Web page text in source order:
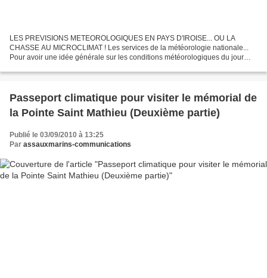
LES PREVISIONS METEOROLOGIQUES EN PAYS D'IROISE... OU LA
CHASSE AU MICROCLIMAT ! Les services de la météorologie nationale...
Pour avoir une idée générale sur les conditions météorologiques du jour
Passeport climatique pour visiter le mémorial de
la Pointe Saint Mathieu (Deuxième partie)
Publié le 03/09/2010 à 13:25
Par assauxmarins-communications